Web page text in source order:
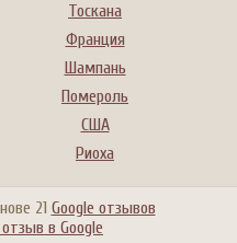
Тоскана
Франция
Шампань
Помероль
США
Риоха
21 Google отзывов
в Google